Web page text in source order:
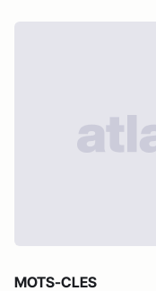
MOTS-CLES